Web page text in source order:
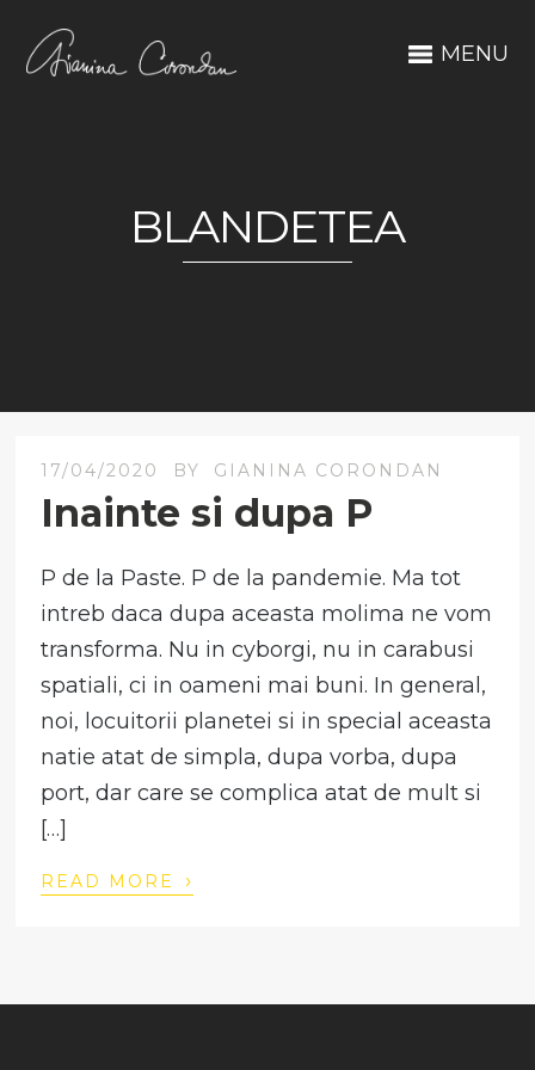
MENU
BLANDETEA
17/04/2020 BY GIANINA CORONDAN
Inainte si dupa P
P de la Paste. P de la pandemie. Ma tot
intreb daca dupa aceasta molima ne vom
transforma. Nu in cyborgi, nu in carabusi
spatiali, ci in oameni mai buni. In general,
noi, locuitorii planetei si in special aceasta
natie atat de simpla, dupa vorba, dupa
port, dar care se complica atat de mult si
[…]
READ MORE ›